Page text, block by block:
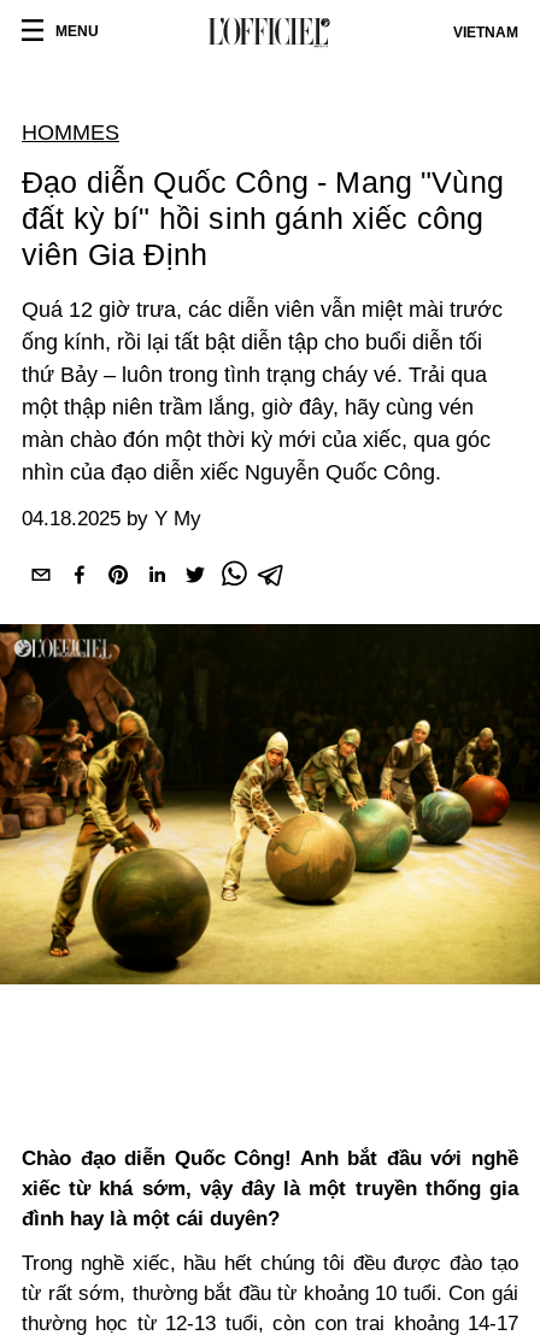
MENU VIETNAM
HOMMES
Đạo diễn Quốc Công - Mang "Vùng
đất kỳ bí" hồi sinh gánh xiếc công
viên Gia Định
Quá 12 giờ trưa, các diễn viên vẫn miệt mài trước
ống kính, rồi lại tất bật diễn tập cho buổi diễn tối
thứ Bảy – luôn trong tình trạng cháy vé. Trải qua
một thập niên trầm lắng, giờ đây, hãy cùng vén
màn chào đón một thời kỳ mới của xiếc, qua góc
nhìn của đạo diễn xiếc Nguyễn Quốc Công.
04.18.2025 by Y My
Chào đạo diễn Quốc Công! Anh bắt đầu với nghề
xiếc từ khá sớm, vậy đây là một truyền thống gia
đình hay là một cái duyên?
Trong nghề xiếc, hầu hết chúng tôi đều được đào tạo
từ rất sớm, thường bắt đầu từ khoảng 10 tuổi. Con gái
thường học từ 12-13 tuổi, còn con trai khoảng 14-17